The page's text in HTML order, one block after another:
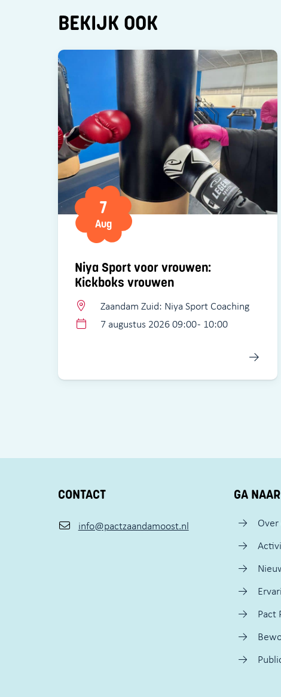
BEKIJK OOK
Niya Sport voor vrouwen:
Kickboks vrouwen
7
Aug
Zaandam Zuid: Niya Sport Coaching
7 augustus 2026 09:00 - 10:00
CONTACT
info@pactzaandamoost.nl
GA NAAR
Over
Pact